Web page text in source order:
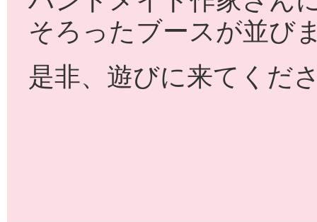
そろったブースが並び
是非、遊びに来てくだ